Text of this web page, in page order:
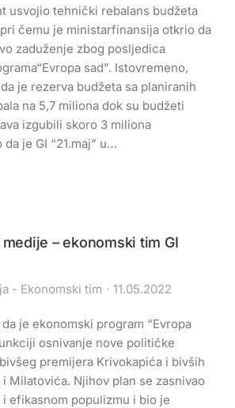
usvojio tehnički rebalans budžeta
čemu je ministarfinansija otkrio da
zaduženje zbog posljedica
sad”. Istovremeno,
je rezerva budžeta sa planiranih
na 5,7 miliona dok su budžeti
izgubili skoro 3 miliona
je GI “21.maj” u…
– ekonomski tim GI
- Ekonomski tim 11.05.2022
je ekonomski program “Evropa
osnivanje nove političke
premijera Krivokapića i bivših
Milatovića. Njihov plan se zasnivao
efikasnom populizmu i bio je